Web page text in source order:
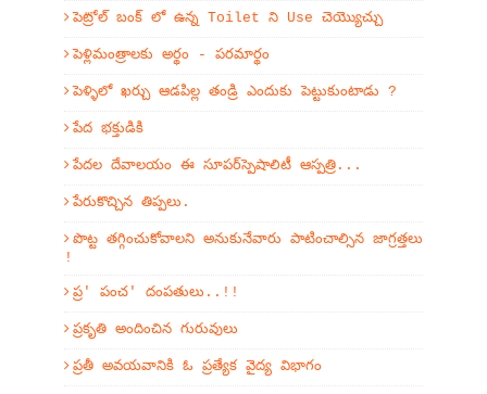
పెట్రోల్ బంక్ లో ఉన్న Toilet ని Use చెయ్యొచ్చు
పెళ్లిమంత్రాలకు అర్థం - పరమార్థం
పెళ్ళిలో ఖర్చు ఆడపిల్ల తండ్రి ఎందుకు పెట్టుకుంటాడు ?
పేద భక్తుడికి
పేదల దేవాలయం ఈ సూపర్‌స్పెషాలిటీ ఆస్పత్రి...
పేరుకొచ్చిన తిప్పలు.
పొట్ట తగ్గించుకోవాలని అనుకునేవారు పాటించాల్సిన జాగ్రత్తలు
!
ప్ర' పంచ' దంపతులు..!!
ప్రకృతి అందించిన గురువులు
ప్రతీ అవయవానికి ఓ ప్రత్యేక వైద్య విభాగం